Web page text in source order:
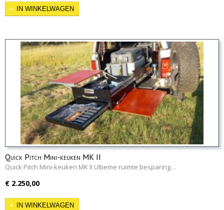
IN WINKELWAGEN
Quick Pitch Mini-keuken MK II
Quick Pitch Mini-keuken MK II Ultieme ruimte besparing…
€ 2.250,00
IN WINKELWAGEN